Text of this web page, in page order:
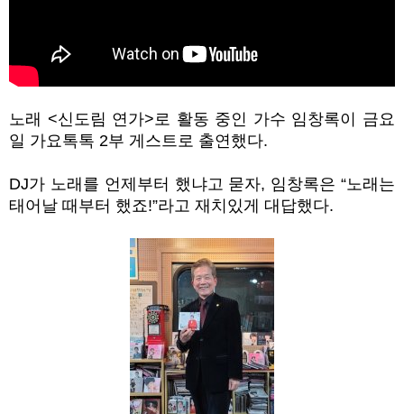
노래 <신도림 연가>로 활동 중인 가수 임창록이 금요
일 가요톡톡 2부 게스트로 출연했다.
DJ가 노래를 언제부터 했냐고 묻자, 임창록은“노래는
태어날 때부터 했죠!”라고 재치있게 대답했다.